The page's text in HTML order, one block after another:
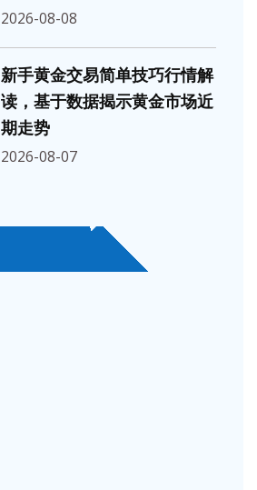
2026-08-08
新手黄金交易简单技巧行情解
读，基于数据揭示黄金市场近
期走势
2026-08-07